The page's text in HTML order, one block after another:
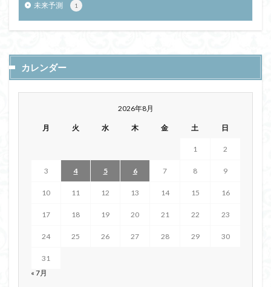
未来予測 1
カレンダー
2026年8月
月 火 水 木 金 土 日
1 2
3 4 5 6 7 8 9
10 11 12 13 14 15 16
17 18 19 20 21 22 23
24 25 26 27 28 29 30
31
« 7月